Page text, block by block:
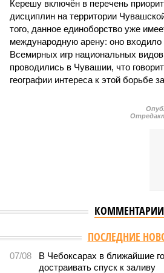
Керешу включён в перечень
дисциплин на территории
того, данное единоборство уже
международную арену: оно входило
Всемирных игр национальных
проводились в Чувашии, что
географии интереса к этой борьбе
КОММЕНТАРИИ
ПОСЛЕДНИЕ
07/08
В Чебоксарах в ближайшие
достраивать спуск к заливу